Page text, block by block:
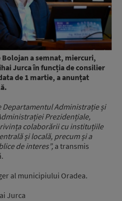
a semnat, miercuri,
Jurca în funcția de consilier
de 1 martie, a anunțat
Departamentul Administrație și
Prezidențiale,
colaborării cu instituțiile
și locală, precum și a
de interes”, a transmis
al municipiului Oradea.
Jurca